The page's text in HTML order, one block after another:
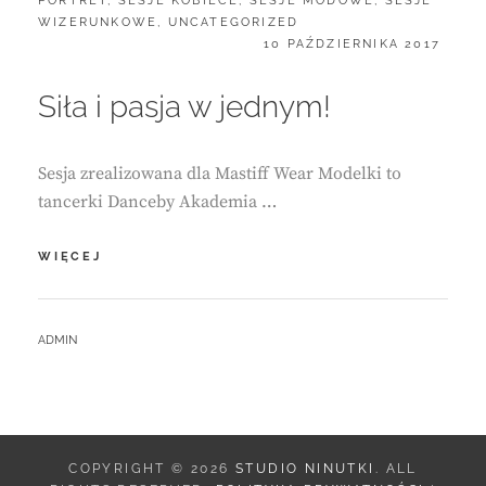
WIZERUNKOWE , UNCATEGORIZED
POSTED
10 PAŹDZIERNIKA 2017
Siła i pasja w jednym!
Sesja zrealizowana dla Mastiff Wear Modelki to
tancerki Danceby Akademia …
WIĘCEJ
PASJA
BY
ADMIN
COPYRIGHT © 2026STUDIO NINUTKI . ALL